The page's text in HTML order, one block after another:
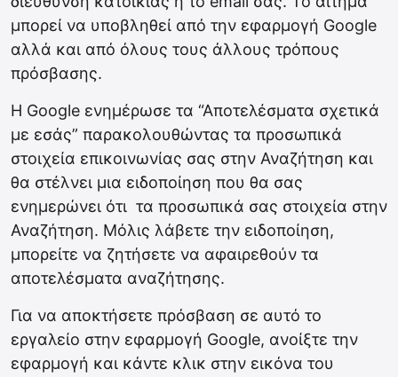
μπορεί να υποβληθεί από την εφαρμογή Google
αλλά και από όλους τους άλλους τρόπους
πρόσβασης.
Η Google ενημέρωσε τα “Αποτελέσματα σχετικά
με εσάς” παρακολουθώντας τα προσωπικά
στοιχεία επικοινωνίας σας στην Αναζήτηση και
θα στέλνει μια ειδοποίηση που θα σας
ενημερώνει ότι τα προσωπικά σας στοιχεία στην
Αναζήτηση. Μόλις λάβετε την ειδοποίηση,
μπορείτε να ζητήσετε να αφαιρεθούν τα
αποτελέσματα αναζήτησης.
Για να αποκτήσετε πρόσβαση σε αυτό το
εργαλείο στην εφαρμογή Google, ανοίξτε την
εφαρμογή και κάντε κλικ στην εικόνα του